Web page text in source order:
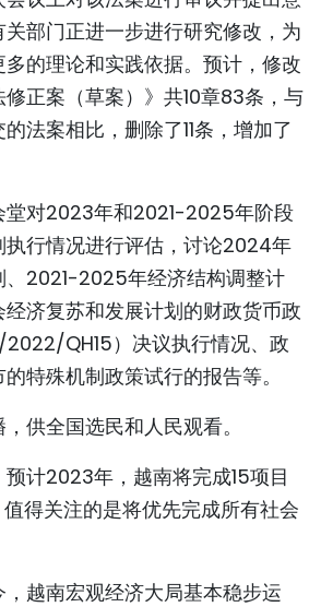
图库
视频
人民报社简介
TIẾNG VIỆT
ENGLISH
FRANÇAIS
РУССКИЙ
关部门正进一步进行研究修改，为
的理论和实践依据。预计，修改
正案（草案）》共10章83条，与
法案相比，删除了11条，增加了
堂对2023年和2021-2025年阶段
执行情况进行评估，讨论2024年
、2021-2025年经济结构调整计
济复苏和发展计划的财政货币政
QH15）决议执行情况、政
特殊机制政策试行的报告等。
供全国选民和人民观看。
计2023年，越南将完成15项目
得关注的是将优先完成所有社会
越南宏观经济大局基本稳步运